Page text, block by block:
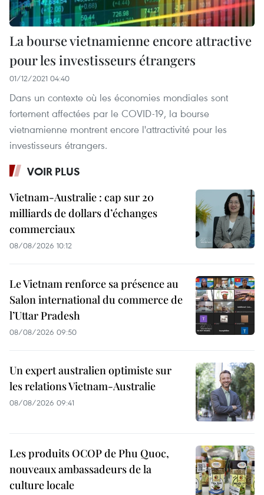
La bourse vietnamienne encore attractive
pour les investisseurs étrangers
01/12/2021 04:40
Dans un contexte où les économies mondiales sont
fortement affectées par le COVID-19, la bourse
vietnamienne montrent encore l'attractivité pour les
investisseurs étrangers.
VOIR PLUS
Vietnam-Australie : cap sur 20
milliards de dollars d’échanges
commerciaux
08/08/2026 10:12
Le Vietnam renforce sa présence au
Salon international du commerce de
l’Uttar Pradesh
08/08/2026 09:50
Un expert australien optimiste sur
les relations Vietnam-Australie
08/08/2026 09:41
Les produits OCOP de Phu Quoc,
nouveaux ambassadeurs de la
culture locale